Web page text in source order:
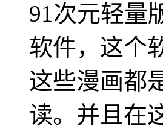
91次元轻量
软件，这个
这些漫画都
读。并且在